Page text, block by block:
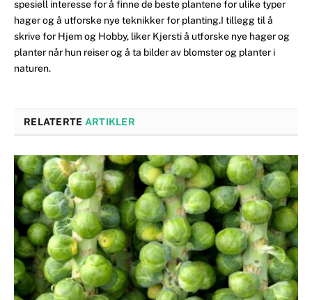
spesiell interesse for å finne de beste plantene for ulike typer
hager og å utforske nye teknikker for planting.I tillegg til å
skrive for Hjem og Hobby, liker Kjersti å utforske nye hager og
planter når hun reiser og å ta bilder av blomster og planter i
naturen.
RELATERTE ARTIKLER